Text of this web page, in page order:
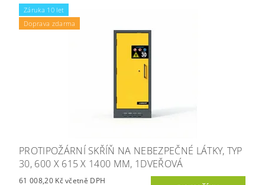
Záruka 10 let
Doprava zdarma
PROTIPOŽÁRNÍ SKŘÍŇ NA NEBEZPEČNÉ LÁTKY, TYP
30, 600 X 615 X 1400 MM, 1DVEŘOVÁ
61 008,20 Kč včetně DPH